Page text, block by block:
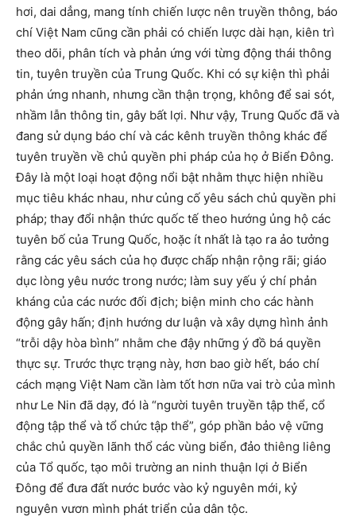
hơi, dai dẳng, mang tính chiến lược nên truyền thông, báo
chí Việt Nam cũng cần phải có chiến lược dài hạn, kiên trì
theo dõi, phân tích và phản ứng với từng động thái thông
tin, tuyên truyền của Trung Quốc. Khi có sự kiện thì phải
phản ứng nhanh, nhưng cần thận trọng, không để sai sót,
nhầm lẫn thông tin, gây bất lợi. Như vậy, Trung Quốc đã và
đang sử dụng báo chí và các kênh truyền thông khác để
tuyên truyền về chủ quyền phi pháp của họ ở Biển Đông.
Đây là một loại hoạt động nổi bật nhằm thực hiện nhiều
mục tiêu khác nhau, như củng cố yêu sách chủ quyền phi
pháp; thay đổi nhận thức quốc tế theo hướng ủng hộ các
tuyên bố của Trung Quốc, hoặc ít nhất là tạo ra ảo tưởng
rằng các yêu sách của họ được chấp nhận rộng rãi; giáo
dục lòng yêu nước trong nước; làm suy yếu ý chí phản
kháng của các nước đối địch; biện minh cho các hành
động gây hấn; định hướng dư luận và xây dựng hình ảnh
“trỗi dậy hòa bình” nhằm che đậy những ý đồ bá quyền
thực sự. Trước thực trạng này, hơn bao giờ hết, báo chí
cách mạng Việt Nam cần làm tốt hơn nữa vai trò của mình
như Le Nin đã dạy, đó là “người tuyên truyền tập thể, cổ
động tập thể và tổ chức tập thể”, góp phần bảo vệ vững
chắc chủ quyền lãnh thổ các vùng biển, đảo thiêng liêng
của Tổ quốc, tạo môi trường an ninh thuận lợi ở Biển
Đông để đưa đất nước bước vào kỷ nguyên mới, kỷ
nguyên vươn mình phát triển của dân tộc.